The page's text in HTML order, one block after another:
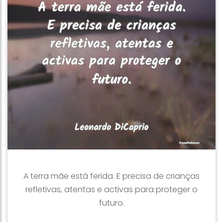
A terra mãe está ferida. E precisa de crianças
refletivas, atentas e activas para proteger o
futuro.